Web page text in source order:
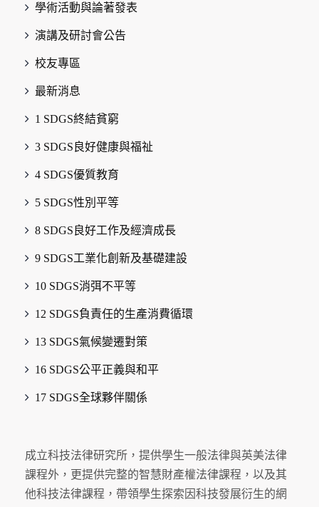
學術活動與論著發表
演講及研討會公告
校友專區
最新消息
1 SDGS終結貧窮
3 SDGS良好健康與福祉
4 SDGS優質教育
5 SDGS性別平等
8 SDGS良好工作及經濟成長
9 SDGS工業化創新及基礎建設
10 SDGS消弭不平等
12 SDGS負責任的生產消費循環
13 SDGS氣候變遷對策
16 SDGS公平正義與和平
17 SDGS全球夥伴關係
成立科技法律研究所，提供學生一般法律與英美法律
課程外，更提供完整的智慧財產權法律課程，以及其
他科技法律課程，帶領學生探索因科技發展衍生的網